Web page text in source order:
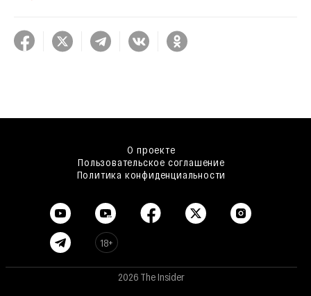
О проекте
Пользовательское соглашение
Политика конфиденциальности
18+
2026 The Insider